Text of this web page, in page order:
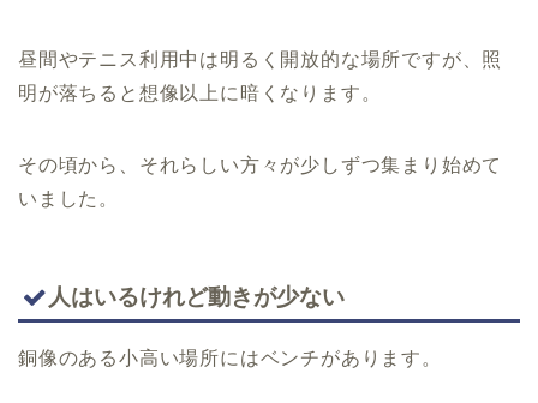
昼間やテニス利用中は明るく開放的な場所ですが、照
明が落ちると想像以上に暗くなります。
その頃から、それらしい方々が少しずつ集まり始めて
いました。
人はいるけれど動きが少ない
銅像のある小高い場所にはベンチがあります。